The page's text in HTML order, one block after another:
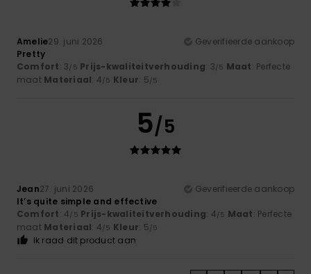
Amelie29. juni 2026
Geverifieerde aankoop
Pretty
Comfort: 3/5 Prijs-kwaliteitverhouding: 3/5 Maat: Perfecte
maat Materiaal: 4/5 Kleur: 5/5
5/5
Jean27. juni 2026
Geverifieerde aankoop
It’s quite simple and effective
Comfort: 4/5 Prijs-kwaliteitverhouding: 4/5 Maat: Perfecte
maat Materiaal: 4/5 Kleur: 5/5
Ik raad dit product aan